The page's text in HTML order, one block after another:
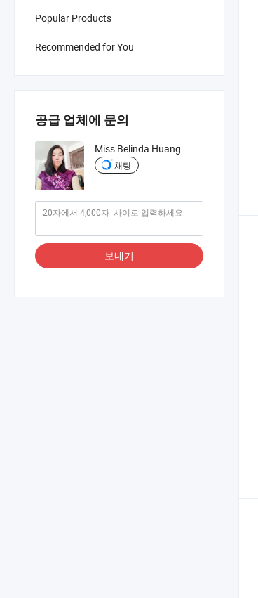
Popular Products
Recommended for You
공급 업체에 문의
Miss Belinda Huang
채팅
보내기